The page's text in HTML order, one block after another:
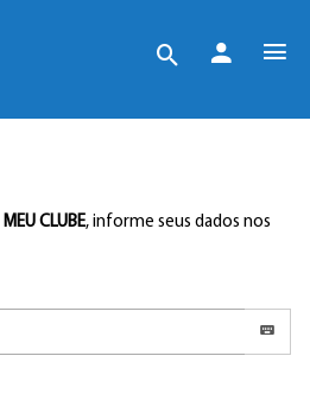
MEU CLUBE, informe seus dados nos